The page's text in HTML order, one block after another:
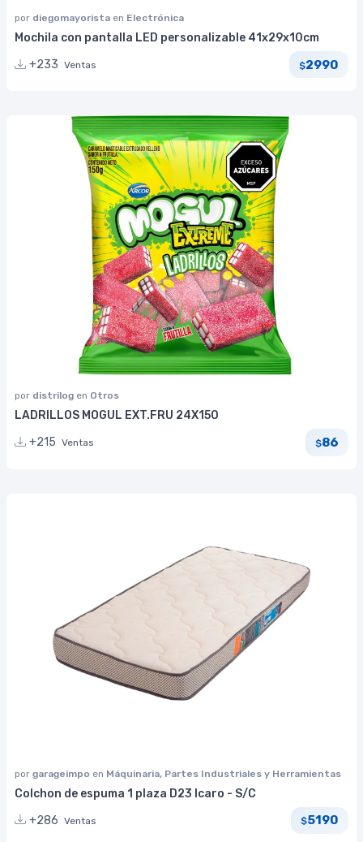
por diegomayorista en Electrónica
Mochila con pantalla LED personalizable 41x29x10cm
+233 Ventas $2990
por distrilog en Otros
LADRILLOS MOGUL EXT.FRU 24X150
+215 Ventas $86
por garageimpo en Máquinaria, Partes Industriales y Herramientas
Colchon de espuma 1 plaza D23 Icaro - S/C
+286 Ventas $5190